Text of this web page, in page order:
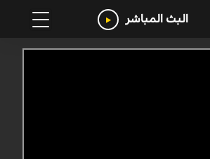
البث المباشر